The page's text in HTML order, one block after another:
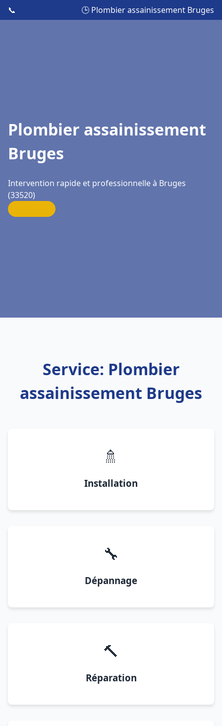
📞 🕒 Plombier assainissement Bruges
Plombier assainissement
Bruges
Intervention rapide et professionnelle à Bruges
(33520)
Service: Plombier
assainissement Bruges
🚿
Installation
🔧
Dépannage
🔨
Réparation